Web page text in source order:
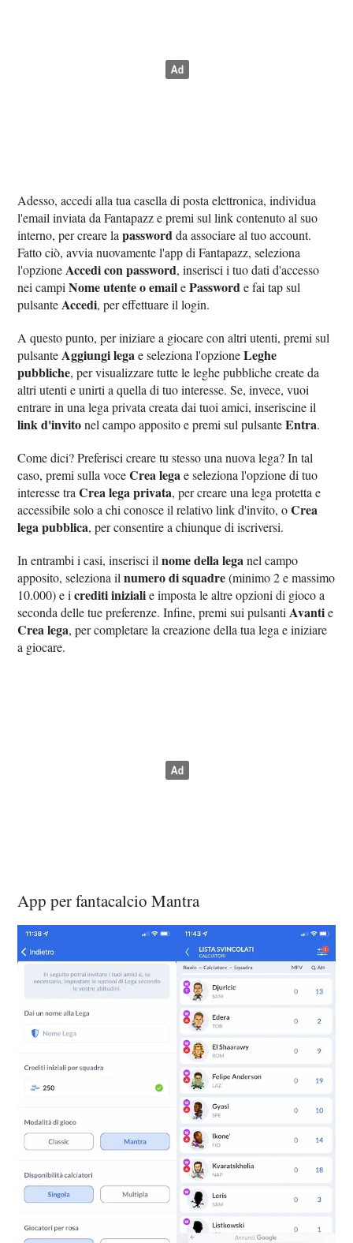
Adesso, accedi alla tua casella di posta elettronica, individua
l'email inviata da Fantapazz e premi sul link contenuto al suo
interno, per creare lapasswordda associare al tuo account.
Fatto ciò, avvia nuovamente l'app di Fantapazz, seleziona
l'opzioneAccedi con password, inserisci i tuo dati d'accesso
nei campiNome utente o emailePassworde fai tap sul
pulsanteAccedi, per effettuare il login.
A questo punto, per iniziare a giocare con altri utenti, premi sul
pulsanteAggiungi legae seleziona l'opzioneLeghe
pubbliche, per visualizzare tutte le leghe pubbliche create da
altri utenti e unirti a quella di tuo interesse. Se, invece, vuoi
entrare in una lega privata creata dai tuoi amici, inseriscine il
link d'invitonel campo apposito e premi sul pulsanteEntra.
Come dici? Preferisci creare tu stesso una nuova lega? In tal
caso, premi sulla voceCrea legae seleziona l'opzione di tuo
interesse traCrea lega privata, per creare una lega protetta e
accessibile solo a chi conosce il relativo link d'invito, oCrea
lega pubblica, per consentire a chiunque di iscriversi.
In entrambi i casi, inserisci ilnome della leganel campo
apposito, seleziona ilnumero di squadre(minimo 2 e massimo
10.000) e icrediti inizialie imposta le altre opzioni di gioco a
seconda delle tue preferenze. Infine, premi sui pulsantiAvantie
Crea lega, per completare la creazione della tua lega e iniziare
a giocare.
App per fantacalcio Mantra